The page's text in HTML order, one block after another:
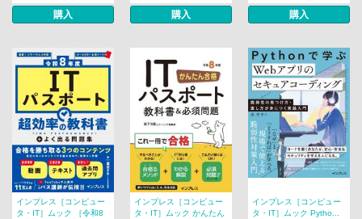
購入 購入 購入
インプレス［コンピュー
タ・IT］ムック ［令和8
インプレス［コンピュー
タ・IT］ムック かんたん
インプレス［コンピュー
タ・IT］ムック Pytho...